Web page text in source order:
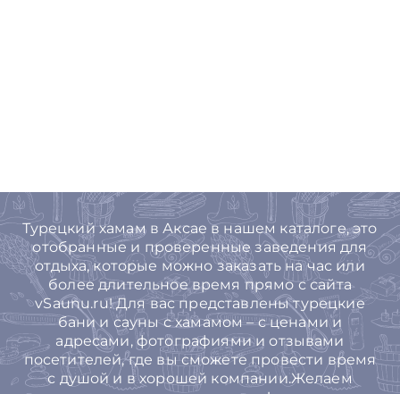
Турецкий хамам в Аксае в нашем каталоге, это
отобранные и проверенные заведения для
отдыха, которые можно заказать на час или
более длительное время прямо с сайта
vSaunu.ru! Для вас представлены турецкие
бани и сауны с хамамом – с ценами и
адресами, фотографиями и отзывами
посетителей, где вы сможете провести время
с душой и в хорошей компании.Желаем